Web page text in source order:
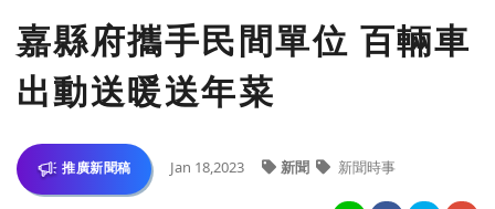
嘉縣府攜手民間單位 百輛車
出動送暖送年菜
推廣新聞稿 Jan 18,2023 新聞 新聞時事